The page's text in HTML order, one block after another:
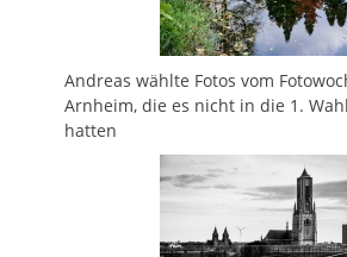
Andreas wählte Fotos vom
Arnheim, die es nicht in die 1.
hatten